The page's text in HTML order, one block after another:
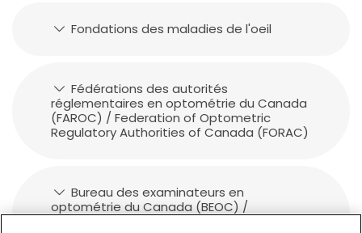
Fondations des maladies de l'oeil
Fédérations des autorités
réglementaires en optométrie du Canada
(FAROC) / Federation of Optometric
Regulatory Authorities of Canada (FORAC)
Bureau des examinateurs en
optométrie du Canada (BEOC) /